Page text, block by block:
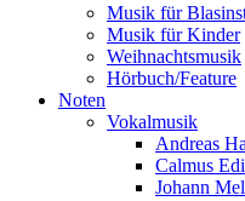
Musik für
Musik für Kinder
Weihnachtsmusik
Hörbuch/Feature
Noten
Vokalmusik
Andreas
Calmus
Johann